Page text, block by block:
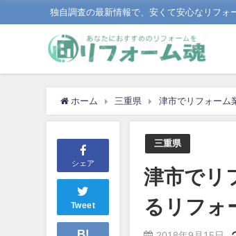
独自調査の最新情報で、安くて安心なリフ
ホーム 三重県 津市でリフォーム
シェア
Tweet
三重県
津市でリ
るリフォ